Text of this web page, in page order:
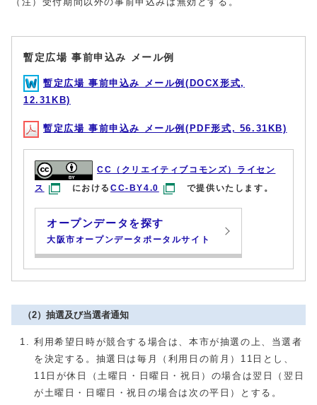
暫定広場 事前申込み メール例
暫定広場 事前申込み メール例(DOCX形式,
12.31KB)
暫定広場 事前申込み メール例(PDF形式, 56.31KB)
CC（クリエイティブコモンズ）ライセン
ス
におけるCC-BY4.0 で提供いたします。
オープンデータを探す
大阪市オープンデータポータルサイト
（2）抽選及び当選者通知
利用希望日時が競合する場合は、本市が抽選の上、当選者
を決定する。抽選日は毎月（利用日の前月）11日とし、
11日が休日（土曜日・日曜日・祝日）の場合は翌日（翌日
が土曜日・日曜日・祝日の場合は次の平日）とする。